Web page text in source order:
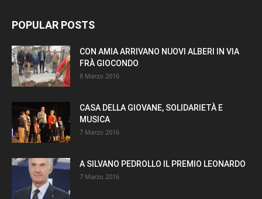
POPULAR POSTS
CON AMIA ARRIVANO NUOVI ALBERI IN VIA
FRÀ GIOCONDO
8 Marzo 2016
CASA DELLA GIOVANE, SOLIDARIETÀ E
MUSICA
7 Marzo 2016
A SILVANO PEDROLLO IL PREMIO LEONARDO
7 Marzo 2016